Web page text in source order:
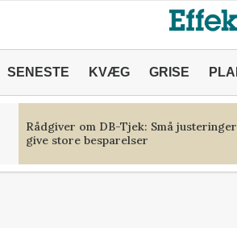
SENESTE KVÆG GRISE
Rådgiver om DB-Tjek: Små
give store besparelser